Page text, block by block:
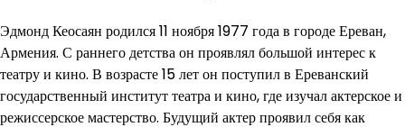
Эдмонд Кеосаян родился 11 ноября 1977 года в городе Ереван,
Армения. С раннего детства он проявлял большой интерес к
театру и кино. В возрасте 15 лет он поступил в Ереванский
государственный институт театра и кино, где изучал актерское и
режиссерское мастерство. Будущий актер проявил себя как